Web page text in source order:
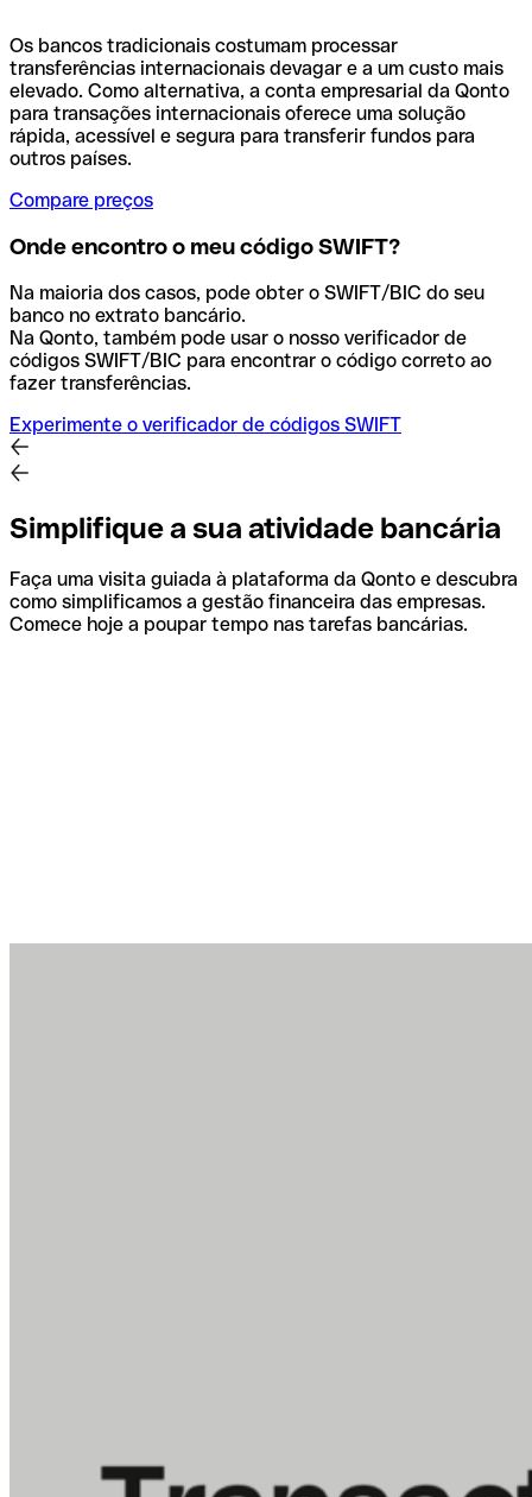
Os bancos tradicionais costumam processar
transferências internacionais devagar e a um custo mais
elevado. Como alternativa, a conta empresarial da Qonto
para transações internacionais oferece uma solução
rápida, acessível e segura para transferir fundos para
outros países.
Compare preços
Onde encontro o meu código SWIFT?
Na maioria dos casos, pode obter o SWIFT/BIC do seu
banco no extrato bancário.
Na Qonto, também pode usar o nosso verificador de
códigos SWIFT/BIC para encontrar o código correto ao
fazer transferências.
Experimente o verificador de códigos SWIFT
Simplifique a sua atividade bancária
Faça uma visita guiada à plataforma da Qonto e descubra
como simplificamos a gestão financeira das empresas.
Comece hoje a poupar tempo nas tarefas bancárias.